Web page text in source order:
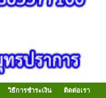
วิธีการชำระเงิน ติดต่อเรา